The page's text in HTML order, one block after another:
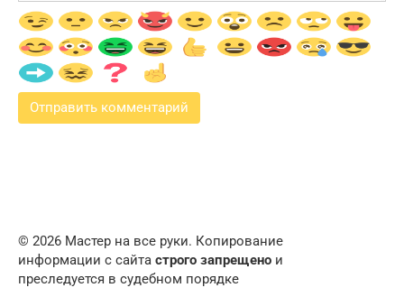
© 2026 Мастер на все руки. Копирование
информации с сайта строго запрещено и
преследуется в судебном порядке